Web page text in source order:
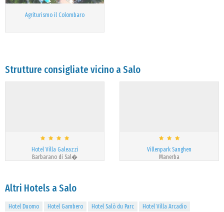
Agriturismo il Colombaro
Strutture consigliate vicino a Salo
Hotel Villa Galeazzi
Barbarano di Sal�
Villenpark Sanghen
Manerba
Altri Hotels a Salo
Hotel Duomo Hotel Gambero Hotel Salò du Parc
Hotel Villa Arcadio